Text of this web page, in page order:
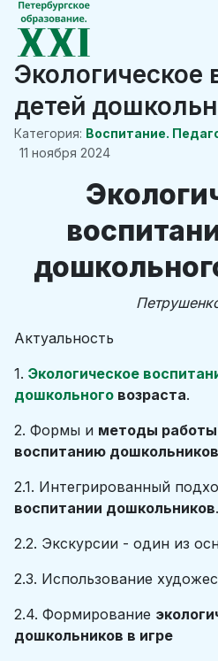
Экологическое
детей
Категория: Воспитание.
11 ноября 2024
Актуальность
1. Экологическое
дошкольного возраста.
2. Формы и методы работы
воспитанию дошкольников
2.1. Интегрированный
воспитании дошкольников.
2.2. Экскурсии - один из
2.3. Использование
2.4. Формирование
дошкольников в игре